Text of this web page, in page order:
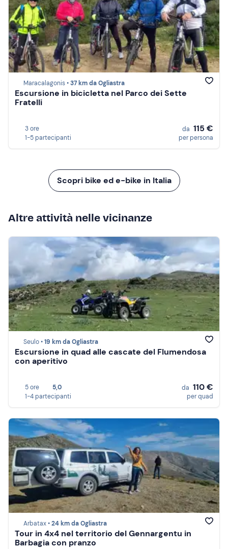
Maracalagonis •37 km da Ogliastra
Escursione in bicicletta nel Parco dei Sette
Fratelli
3 ore
1-5 partecipanti
da 115 €
per persona
Scopri bike ed e-bike in Italia
Altre attività nelle vicinanze
Seulo •19 km da Ogliastra
Escursione in quad alle cascate del Flumendosa
con aperitivo
5 ore
5,0
1-4 partecipanti
da 110 €
per quad
Arbatax •24 km da Ogliastra
Tour in 4x4 nel territorio del Gennargentu in
Barbagia con pranzo